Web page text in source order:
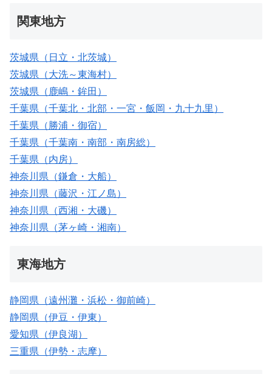
関東地方
茨城県（日立・北茨城）
茨城県（大洗～東海村）
茨城県（鹿嶋・鉾田）
千葉県（千葉北・北部・一宮・飯岡・九十九里）
千葉県（勝浦・御宿）
千葉県（千葉南・南部・南房総）
千葉県（内房）
神奈川県（鎌倉・大船）
神奈川県（藤沢・江ノ島）
神奈川県（西湘・大磯）
神奈川県（茅ヶ崎・湘南）
東海地方
静岡県（遠州灘・浜松・御前崎）
静岡県（伊豆・伊東）
愛知県（伊良湖）
三重県（伊勢・志摩）